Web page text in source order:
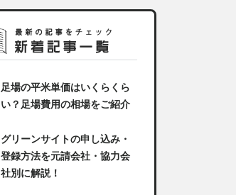
足場の平米単価はいくらくら
い？足場費用の相場をご紹介
グリーンサイトの申し込み・
登録方法を元請会社・協力会
社別に解説！